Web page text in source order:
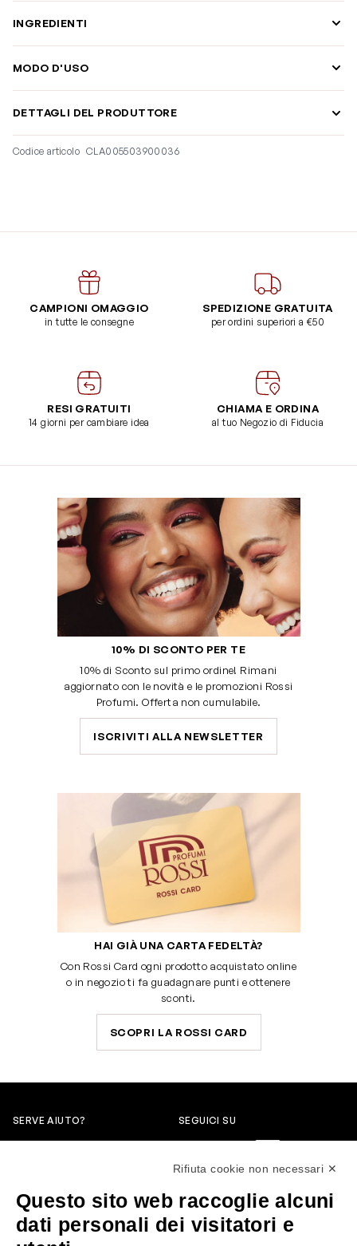
INGREDIENTI
MODO D'USO
DETTAGLI DEL PRODUTTORE
Codice articolo CLA005503900036
CAMPIONI OMAGGIO
in tutte le consegne
SPEDIZIONE GRATUITA
per ordini superiori a €50
RESI GRATUITI
14 giorni per cambiare idea
CHIAMA E ORDINA
al tuo Negozio di Fiducia
10% DI SCONTO PER TE
10% di Sconto sul primo ordine! Rimani
aggiornato con le novità e le promozioni Rossi
Profumi. Offerta non cumulabile.
ISCRIVITI ALLA NEWSLETTER
HAI GIÀ UNA CARTA FEDELTÀ?
Con Rossi Card ogni prodotto acquistato online
o in negozio ti fa guadagnare punti e ottenere
sconti.
SCOPRI LA ROSSI CARD
SERVE AIUTO?
servizioclienti@rossiprofumi.it
SEGUICI SU
Rifiuta cookie non necessari ✕
Questo sito web raccoglie alcuni
dati personali dei visitatori e